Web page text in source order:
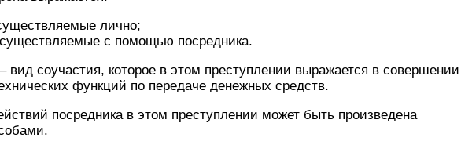
лично;
с помощью посредника.
вид соучастия, которое в этом преступлении выражается в совершении
функций по передаче денежных средств.
посредника в этом преступлении может быть произведена